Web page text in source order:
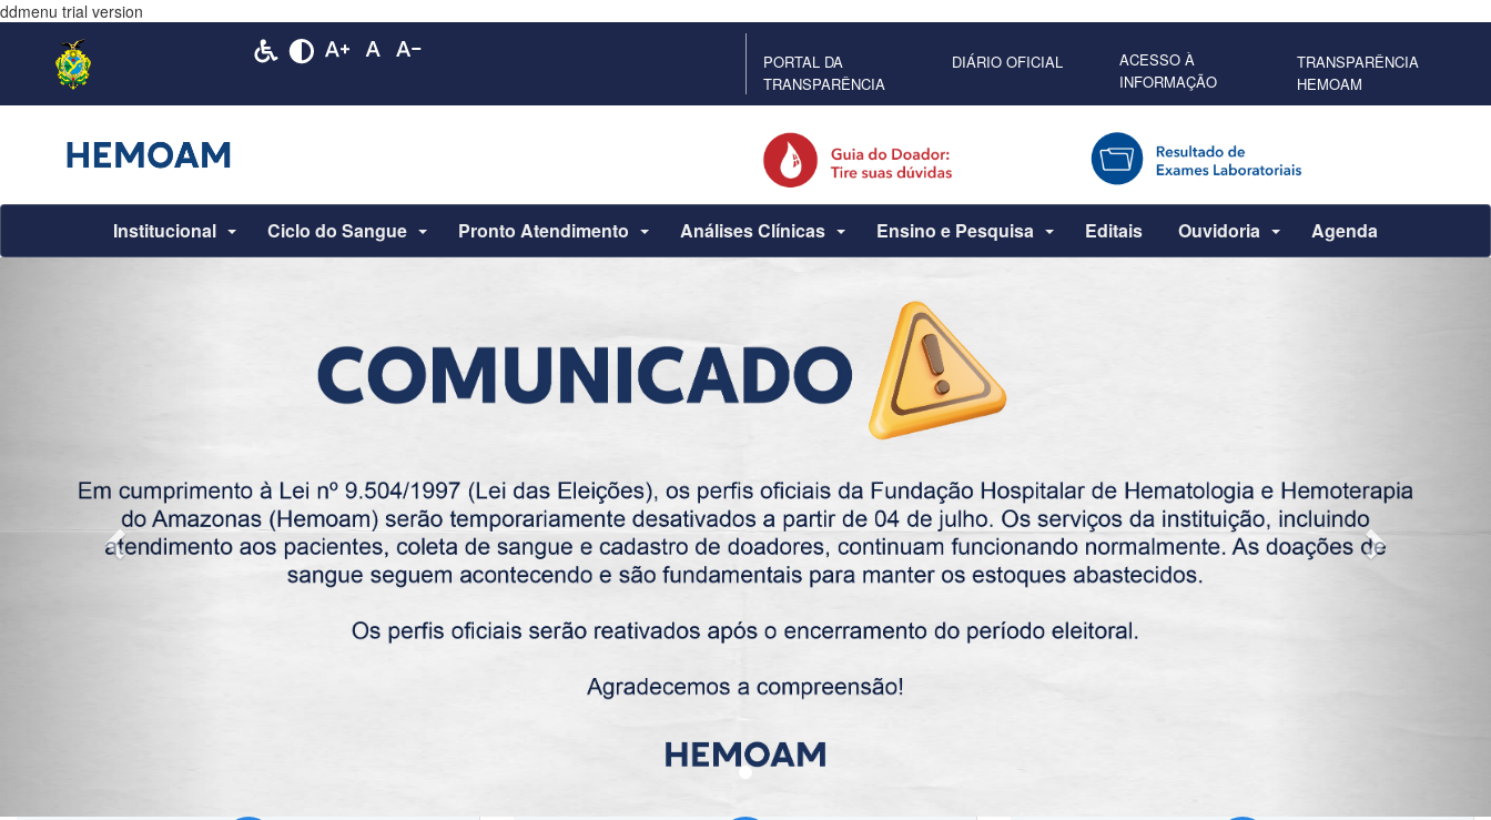
ddmenu trial version
PORTAL DA
TRANSPARÊNCIA
DIÁRIO OFICIAL
ACESSO À
INFORMAÇÃO
TRANSPARÊNCIA
HEMOAM
Institucional Ciclo do Sangue Pronto Atendimento Análises Clínicas Ensino e Pesquisa Editais Ouvidoria Agenda